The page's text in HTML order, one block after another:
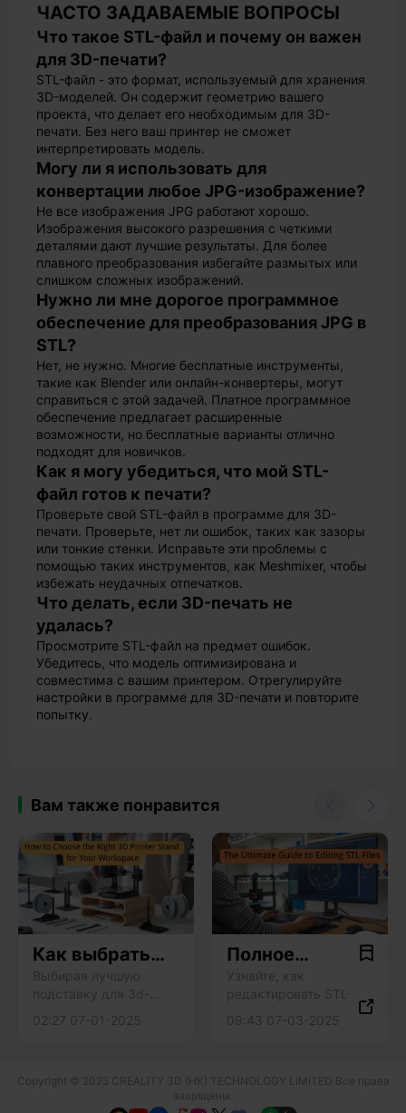
ЧАСТО ЗАДАВАЕМЫЕ ВОПРОСЫ
Что такое STL-файл и почему он важен
для 3D-печати?
STL-файл - это формат, используемый для хранения
3D-моделей. Он содержит геометрию вашего
проекта, что делает его необходимым для 3D-
печати. Без него ваш принтер не сможет
интерпретировать модель.
Могу ли я использовать для
конвертации любое JPG-изображение?
Не все изображения JPG работают хорошо.
Изображения высокого разрешения с четкими
деталями дают лучшие результаты. Для более
плавного преобразования избегайте размытых или
слишком сложных изображений.
Нужно ли мне дорогое программное
обеспечение для преобразования JPG в
STL?
Нет, не нужно. Многие бесплатные инструменты,
такие как Blender или онлайн-конвертеры, могут
справиться с этой задачей. Платное программное
обеспечение предлагает расширенные
возможности, но бесплатные варианты отлично
подходят для новичков.
Как я могу убедиться, что мой STL-
файл готов к печати?
Проверьте свой STL-файл в программе для 3D-
печати. Проверьте, нет ли ошибок, таких как зазоры
или тонкие стенки. Исправьте эти проблемы с
помощью таких инструментов, как Meshmixer, чтобы
избежать неудачных отпечатков.
Что делать, если 3D-печать не
удалась?
Просмотрите STL-файл на предмет ошибок.
Убедитесь, что модель оптимизирована и
совместима с вашим принтером. Отрегулируйте
настройки в программе для 3D-печати и повторите
попытку.
Вам также понравится
Как выбрать
правильную
подставку для
3D-принтера
пространства
Выбирая лучшую
подставку для 3d-
внимание на
управление кабелями,
02:27 07-01-2025
Полное
руководство по
редактировани
ю STL-файлов
Узнайте, как
редактировать STL-
файлы для 3D-печати с
помощью таких
Fusion 360.
Исправляйте ошибки,
09:43 07-03-2025

Copyright © 2025 CREALITY 3D (HK) TECHNOLOGY LIMITED Все права
защищены.